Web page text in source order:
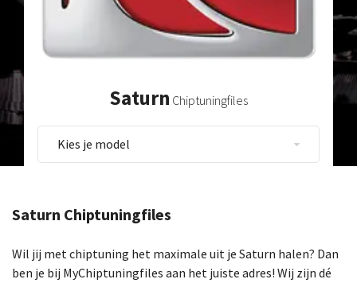
Saturn Chiptuningfiles
Kies je model
Saturn Chiptuningfiles
Wil jij met chiptuning het maximale uit je Saturn halen? Dan
ben je bij MyChiptuningfiles aan het juiste adres! Wij zijn dé